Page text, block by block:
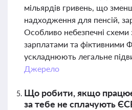
мільярдів гривень, що
надходження для пенсій,
Особливо небезпечні
зарплатами та фіктивними
ускладнюють легальне
Джерело
Що робити, якщо
за тебе не сплачують